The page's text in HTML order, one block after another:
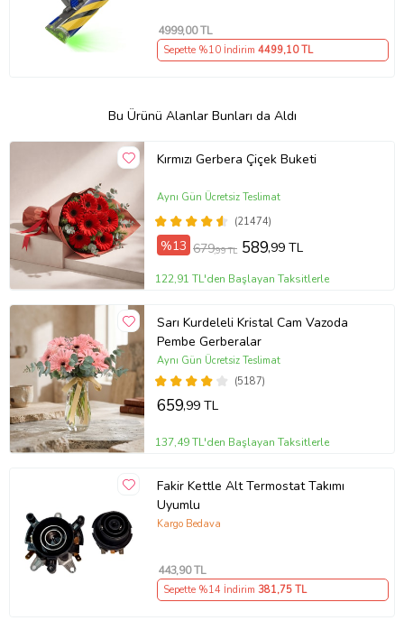
4999,00 TL
Sepette %10 İndirim 4499,10 TL
Bu Ürünü Alanlar Bunları da Aldı
Kırmızı Gerbera Çiçek Buketi
(21474)
Aynı Gün Ücretsiz Teslimat
%13 679,99 TL 589,99 TL
122,91 TL'den Başlayan Taksitlerle
Sarı Kurdeleli Kristal Cam Vazoda
Pembe Gerberalar
(5187)
Aynı Gün Ücretsiz Teslimat
659,99 TL
137,49 TL'den Başlayan Taksitlerle
Fakir Kettle Alt Termostat Takımı
Uyumlu
Kargo Bedava
443,90 TL
Sepette %14 İndirim 381,75 TL